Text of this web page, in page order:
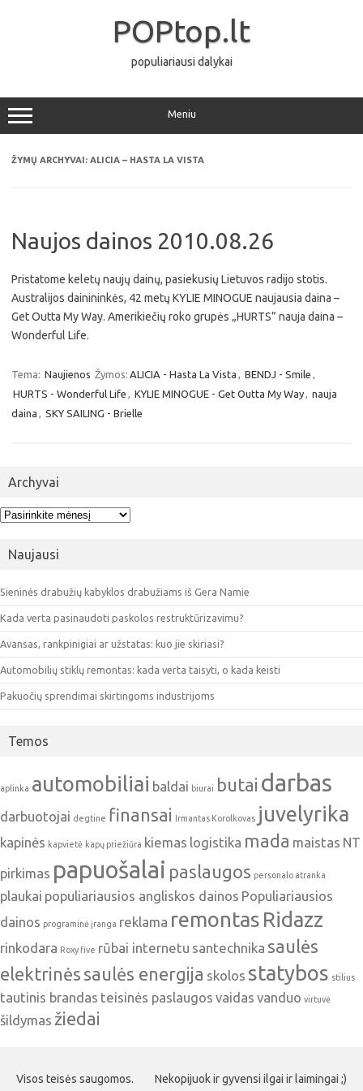
POPtop.lt
populiariausi dalykai
Meniu
ŽYMŲ ARCHYVAI: ALICIA – HASTA LA VISTA
Naujos dainos 2010.08.26
Pristatome keletų naujų dainų, pasiekusių Lietuvos radijo stotis.
Australijos dainininkės, 42 metų KYLIE MINOGUE naujausia daina –
Get Outta My Way. Amerikiečių roko grupės „HURTS” nauja daina –
Wonderful Life.
Tema: Naujienos Žymos: ALICIA - Hasta La Vista , BENDJ - Smile ,
HURTS - Wonderful Life , KYLIE MINOGUE - Get Outta My Way, nauja
daina , SKY SAILING - Brielle
Archyvai
Archyvai
Naujausi
Sieninės drabužių kabyklos drabužiams iš Gera Namie
Kada verta pasinaudoti paskolos restruktūrizavimu?
Avansas, rankpinigiai ar užstatas: kuo jie skiriasi?
Automobilių stiklų remontas: kada verta taisyti, o kada keisti
Pakuočių sprendimai skirtingoms industrijoms
Temos
aplinka automobiliai baldai biurai butai darbas
darbuotojai degtine finansai Irmantas Korolkovas juvelyrika
kapinės kapvietė kapų priežiūra kiemas logistika mada maistas NT
pirkimas papuošalai paslaugos personalo atranka
plaukai populiariausios angliskos dainos Populiariausios
dainos programinė įranga reklama remontas Ridazz
rinkodara Roxy five rūbai internetu santechnika saulės
elektrinės saulės energija skolos statybos stilius
tautinis brandas teisinės paslaugos vaidas vanduo virtuvė
šildymas žiedai
Visos teisės saugomos. Nekopijuok ir gyvensi ilgai ir laimingai ;)